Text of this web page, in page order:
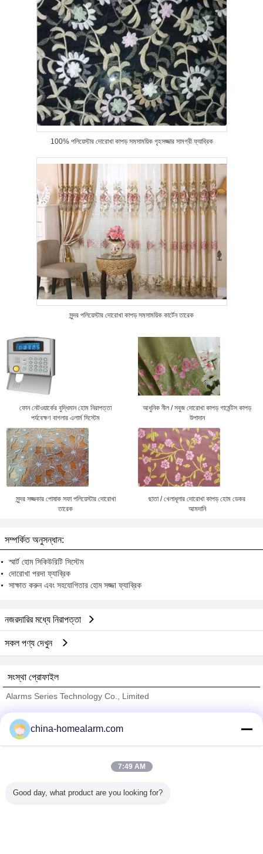
100% পলিয়েস্টার দোরোখা কাপড় সমসাময়িক গৃহসজ্জার সামগ্রী ফ্যাব্রিক
সুন্দর পলিয়েস্টার দোরোখা কাপড় সমসাময়িক কার্টেন তারেক
ফোন নেটওয়ার্কের বুদ্ধিমান হোম নিরাপত্তা
পর্যবেক্ষণ বাগলার এলার্ম সিস্টেম
আধুনিক নীল / সবুজ দোরোখা কাপড় গার্মেন্টস কাপড়
উপাদান
সুন্দর সজ্জকার পোষাক সফা পলিয়েস্টার দোরোখা
তারেক
ছাতা / খেলাধূলার দোরোখা কাপড় হোম ডেকর
আমদানি
সম্পর্কিত অনুসন্ধান:
স্মার্ট হোম সিকিউরিটি সিস্টেম
দোরোখা পরদা ফ্যাব্রিক
সাক্ষাত করুন এবং সহযোগিতার হোম সজ্জা ফ্যাব্রিক
নজরদারির মধ্যে নিরাপত্তা
সকল পণ্য দেখুন
সংস্থা প্রোফাইল
Alarms Series Technology Co., Limited
Trust Seal
Verified Suplier
china-homealarm.com
7:49 AM
Good day, what product are you looking for?